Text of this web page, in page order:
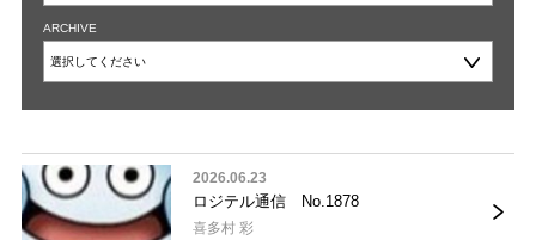
ARCHIVE
2026.06.23
ロジテル通信 No.1878
喜多村 彩